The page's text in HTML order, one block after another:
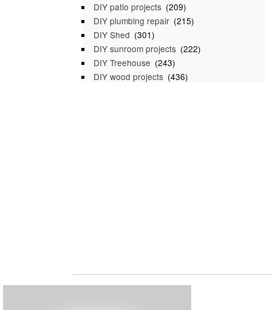
DIY patio projects (209)
DIY plumbing repair (215)
DIY Shed (301)
DIY sunroom projects (222)
DIY Treehouse (243)
DIY wood projects (436)